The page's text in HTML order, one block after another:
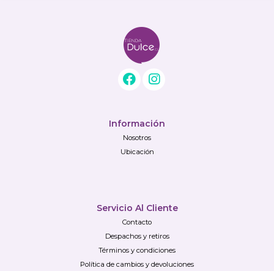
Información
Nosotros
Ubicación
Servicio Al Cliente
Contacto
Despachos y retiros
Términos y condiciones
Política de cambios y devoluciones